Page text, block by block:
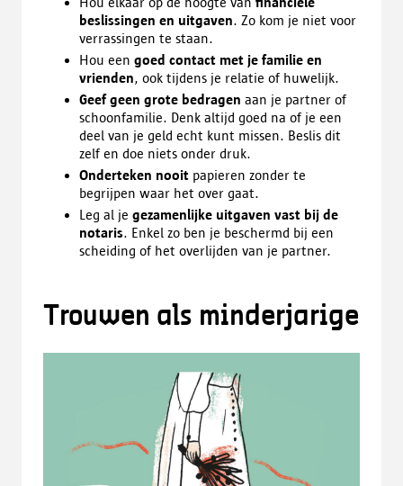
beslissingen en uitgaven. Zo kom je niet voor
verrassingen te staan.
Hou een goed contact met je familie en
vrienden, ook tijdens je relatie of huwelijk.
Geef geen grote bedragen aan je partner of
schoonfamilie. Denk altijd goed na of je een
deel van je geld echt kunt missen. Beslis dit
zelf en doe niets onder druk.
Onderteken nooit papieren zonder te
begrijpen waar het over gaat.
Leg al je gezamenlijke uitgaven vast bij de
notaris. Enkel zo ben je beschermd bij een
scheiding of het overlijden van je partner.
Trouwen als minderjarige